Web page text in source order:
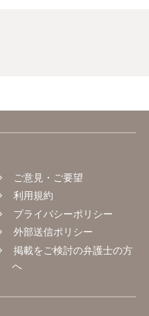
ご意見・ご要望
利用規約
プライバシーポリシー
外部送信ポリシー
掲載をご検討の弁護士の方
へ